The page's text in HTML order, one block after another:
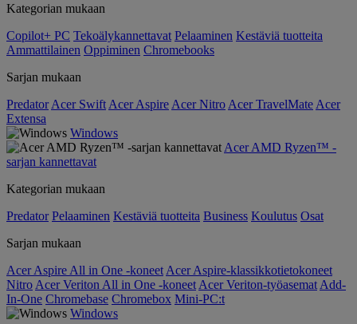
Kategorian mukaan
Copilot+ PC Tekoälykannettavat Pelaaminen Kestäviä tuotteita
Ammattilainen Oppiminen Chromebooks
Sarjan mukaan
Predator Acer Swift Acer Aspire Acer Nitro Acer TravelMate Acer
Extensa
Windows
Acer AMD Ryzen™ -
sarjan kannettavat
Kategorian mukaan
Predator Pelaaminen Kestäviä tuotteita Business Koulutus Osat
Sarjan mukaan
Acer Aspire All in One -koneet Acer Aspire-klassikkotietokoneet
Nitro Acer Veriton All in One -koneet Acer Veriton-työasemat Add-
In-One Chromebase Chromebox Mini-PC:t
Windows